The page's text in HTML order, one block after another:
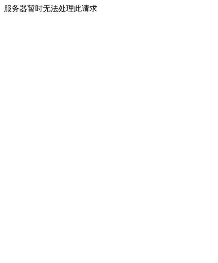
服务器暂时无法处理此请求